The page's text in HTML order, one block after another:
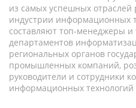
из самых успешных отраслей
индустрии информационных
составляют топ-менеджеры и
департаментов
региональных органов
промышленных компаний,
руководители и сотрудники
информационных технологий